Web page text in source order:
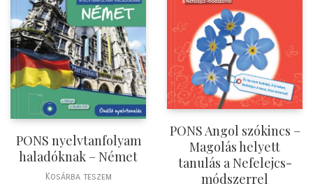
PONS nyelvtanfolyam
haladóknak – Német
Kosárba teszem
PONS Angol szókincs –
Magolás helyett
tanulás a Nefelejcs-
módszerrel